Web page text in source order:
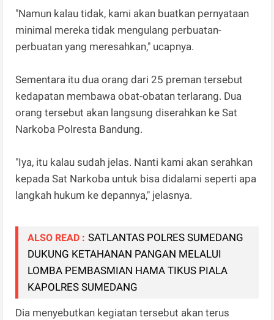
"Namun kalau tidak, kami akan buatkan pernyataan
minimal mereka tidak mengulang perbuatan-
perbuatan yang meresahkan," ucapnya.
Sementara itu dua orang dari 25 preman tersebut
kedapatan membawa obat-obatan terlarang. Dua
orang tersebut akan langsung diserahkan ke Sat
Narkoba Polresta Bandung.
"Iya, itu kalau sudah jelas. Nanti kami akan serahkan
kepada Sat Narkoba untuk bisa didalami seperti apa
langkah hukum ke depannya," jelasnya.
ALSO READ : SATLANTAS POLRES SUMEDANG
DUKUNG KETAHANAN PANGAN MELALUI
LOMBA PEMBASMIAN HAMA TIKUS PIALA
KAPOLRES SUMEDANG
Dia menyebutkan kegiatan tersebut akan terus